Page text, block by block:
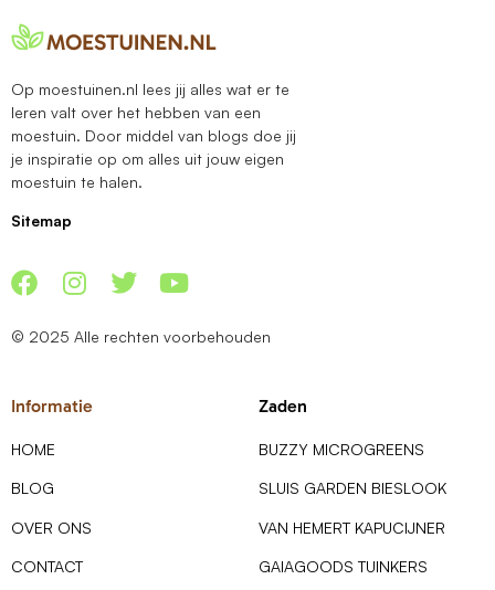
Op moestuinen.nl lees jij alles wat er te
leren valt over het hebben van een
moestuin. Door middel van blogs doe jij
je inspiratie op om alles uit jouw eigen
moestuin te halen.
Sitemap
© 2025 Alle rechten voorbehouden
Informatie
HOME
BLOG
OVER ONS
CONTACT
Zaden
BUZZY MICROGREENS
SLUIS GARDEN BIESLOOK
VAN HEMERT KAPUCIJNER
GAIAGOODS TUINKERS